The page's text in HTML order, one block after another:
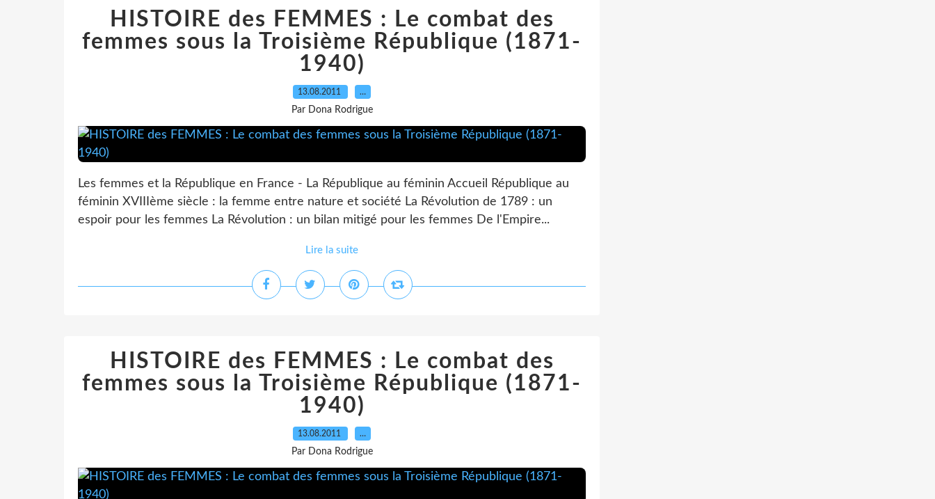
HISTOIRE des FEMMES : Le combat des
femmes sous la Troisième République (1871-
1940)
13.08.2011 …
Par Dona Rodrigue
Les femmes et la République en France - La République au féminin Accueil République au
féminin XVIIIème siècle : la femme entre nature et société La Révolution de 1789 : un
espoir pour les femmes La Révolution : un bilan mitigé pour les femmes De l'Empire...
Lire la suite
HISTOIRE des FEMMES : Le combat des
femmes sous la Troisième République (1871-
1940)
13.08.2011 …
Par Dona Rodrigue